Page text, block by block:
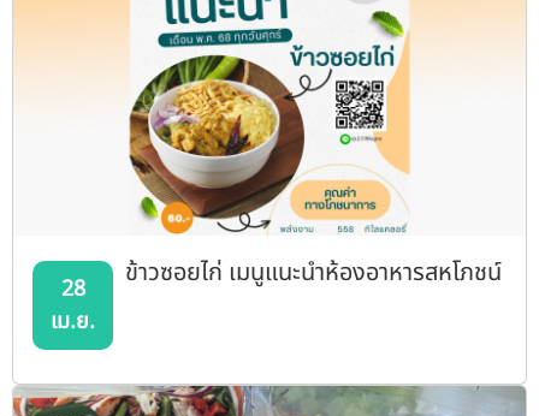
28
เม.ย.
ข้าวซอยไก่ เมนูแนะนำห้องอาหารสหโภชน์